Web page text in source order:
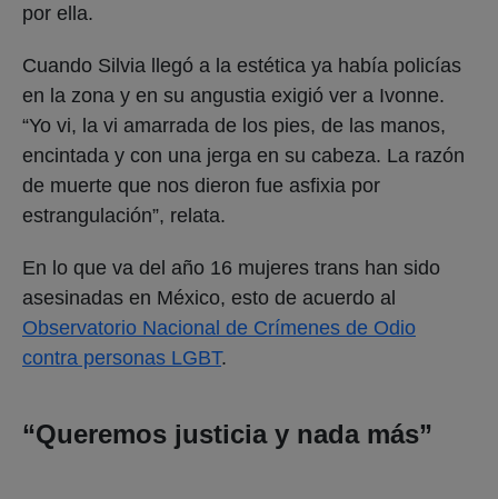
por ella.
Cuando Silvia llegó a la estética ya había policías
en la zona y en su angustia exigió ver a Ivonne.
“Yo vi, la vi amarrada de los pies, de las manos,
encintada y con una jerga en su cabeza. La razón
de muerte que nos dieron fue asfixia por
estrangulación”, relata.
En lo que va del año 16 mujeres trans han sido
asesinadas en México, esto de acuerdo al
Observatorio Nacional de Crímenes de Odio
contra personas LGBT.
“Queremos justicia y nada más”